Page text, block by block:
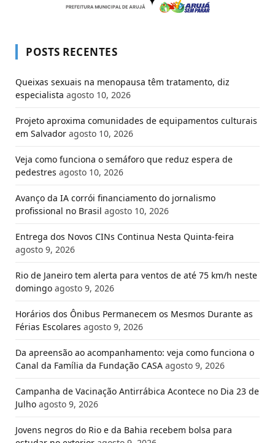
POSTS RECENTES
Queixas sexuais na menopausa têm tratamento, diz
especialista agosto 10, 2026
Projeto aproxima comunidades de equipamentos culturais
em Salvador agosto 10, 2026
Veja como funciona o semáforo que reduz espera de
pedestres agosto 10, 2026
Avanço da IA corrói financiamento do jornalismo
profissional no Brasil agosto 10, 2026
Entrega dos Novos CINs Continua Nesta Quinta-feira
agosto 9, 2026
Rio de Janeiro tem alerta para ventos de até 75 km/h neste
domingo agosto 9, 2026
Horários dos Ônibus Permanecem os Mesmos Durante as
Férias Escolares agosto 9, 2026
Da apreensão ao acompanhamento: veja como funciona o
Canal da Família da Fundação CASA agosto 9, 2026
Campanha de Vacinação Antirrábica Acontece no Dia 23 de
Julho agosto 9, 2026
Jovens negros do Rio e da Bahia recebem bolsa para